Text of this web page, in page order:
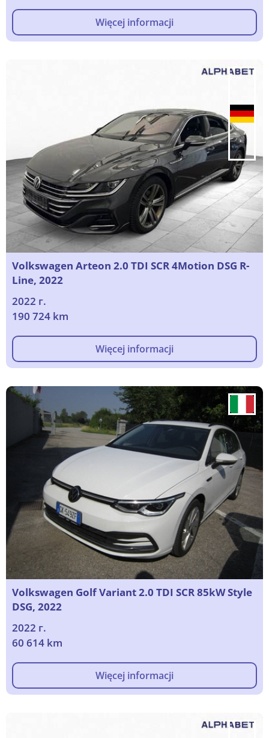
Więcej informacji
Volkswagen Arteon 2.0 TDI SCR 4Motion DSG R-
Line, 2022
2022 г.
190 724 km
Więcej informacji
Volkswagen Golf Variant 2.0 TDI SCR 85kW Style
DSG, 2022
2022 г.
60 614 km
Więcej informacji